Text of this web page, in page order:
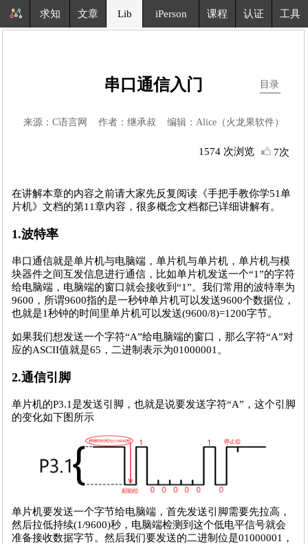
求知 文章 Lib iPerson 课程 认证 工具
目录
串口通信入门
来源：C语言网 作者：继承叔 编辑：Alice（火龙果软件）
1574 次浏览 7次
在讲解本章的内容之前请大家先反复阅读《手把手教你学51单
片机》文档的第11章内容，很多概念文档都已详细讲解有。
1.波特率
串口通信就是单片机与电脑端，单片机与单片机，单片机与模
块器件之间互发信息进行通信，比如单片机发送一个“1”的字符
给电脑端，电脑端的窗口就会接收到“1”。我们常用的波特率为
9600，所谓9600指的是一秒钟单片机可以发送9600个数据位，
也就是1秒钟的时间里单片机可以发送(9600/8)=1200字节。
如果我们想发送一个字符“A”给电脑端的窗口，那么字符“A”对
应的ASCII值就是65，二进制表示为01000001。
2.通信引脚
单片机的P3.1是发送引脚，也就是说要发送字符“A”，这个引脚
的变化如下图所示
单片机要发送一个字节给电脑端，首先发送引脚需要先拉高，
然后拉低持续(1/9600)秒，电脑端检测到这个低电平信号就会
准备接收数据字节。然后我们要发送的二进制位是01000001，